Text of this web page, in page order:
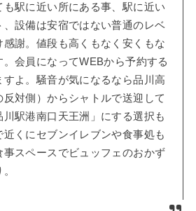
も駅に近い所にある事、駅に近い
設備は安宿ではない普通のレベ
感謝。値段も高くもなく安くもな
。会員になってWEBから予約する
すよ。騒音が気になるなら品川高
対側）からシャトルで送迎して
川駅港南口天王洲」にする選択も
くにセブンイレブンや食事処も
事スペースでビュッフェのおかず